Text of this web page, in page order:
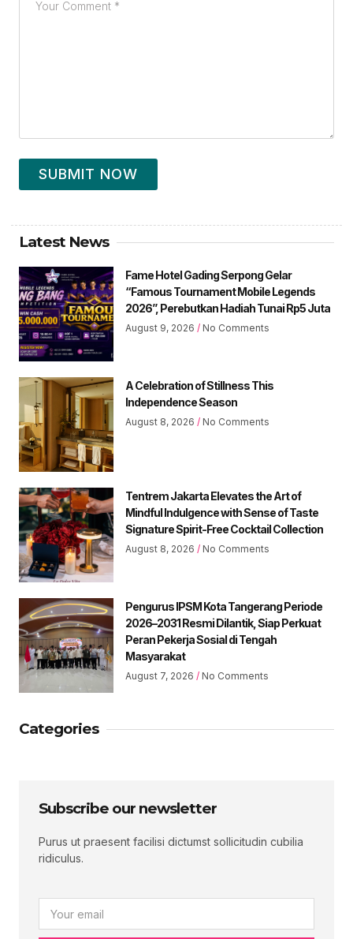
SUBMIT NOW
Latest News
Fame Hotel Gading Serpong Gelar
“Famous Tournament Mobile Legends
2026”, Perebutkan Hadiah Tunai Rp5 Juta
August 9, 2026 No Comments
A Celebration of Stillness This
Independence Season
August 8, 2026 No Comments
Tentrem Jakarta Elevates the Art of
Mindful Indulgence with Sense of Taste
Signature Spirit-Free Cocktail Collection
August 8, 2026 No Comments
Pengurus IPSM Kota Tangerang Periode
2026–2031 Resmi Dilantik, Siap Perkuat
Peran Pekerja Sosial di Tengah
Masyarakat
August 7, 2026 No Comments
Categories
Subscribe our newsletter
Purus ut praesent facilisi dictumst sollicitudin cubilia
ridiculus.